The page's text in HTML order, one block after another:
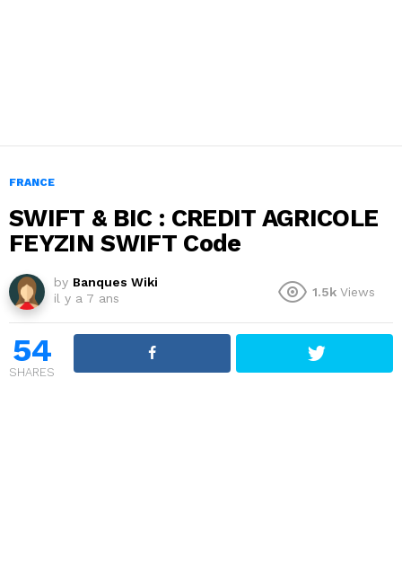
FRANCE
SWIFT & BIC : CREDIT AGRICOLE
FEYZIN SWIFT Code
by Banques Wiki
il y a 7 ans
1.5k Views
54
SHARES